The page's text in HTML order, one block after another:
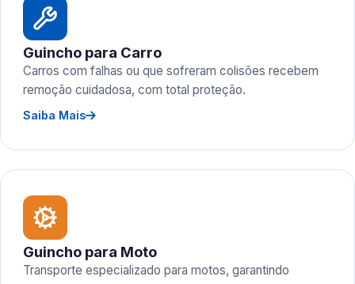
Guincho para Carro
Carros com falhas ou que sofreram colisões recebem
remoção cuidadosa, com total proteção.
Saiba Mais
Guincho para Moto
Transporte especializado para motos, garantindo